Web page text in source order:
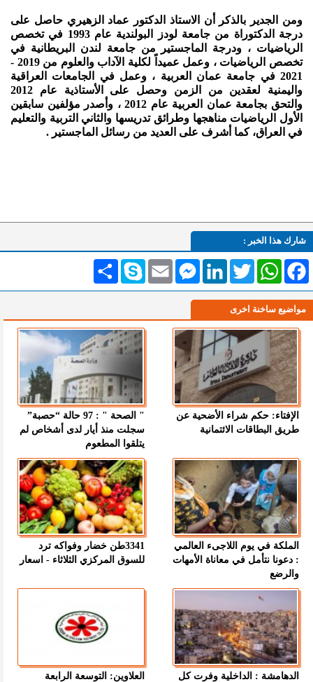
ومن الجدير بالذكر أن الاستاذ الدكتور عماد الزهيري حاصل على
درجة الدكتوراة من جامعة لودز البولندية عام 1993 في تخصص
الرياضيات ، ودرجة الماجستير من جامعة لندن البريطانية في
تخصص الرياضيات ، وعمل عميداً لكلية الآداب والعلوم من 2019 -
2021 في جامعة عمان العربية ، وعمل في الجامعات العراقية
واليمنية لعقدين من الزمن وحصل على الأستاذية عام 2012
والتحق بجامعة عمان العربية عام 2012 ، وأصدر مؤلفين سابقين
الأول الرياضيات مناهجها وطرائق تدريسها والثاني التربية والتعليم
في العراق، كما أشرف على العديد من رسائل الماجستير .
شارك هذا الخبر :
انشر Skype Email
MessengerLinkedInTwitterWhatsAppFacebook
مواضيع ساخنة اخرى
الإفتاء: حكم شراء الأضحية عن
طريق البطاقات الائتمانية
" الصحة " : 97 حالة “حصبة”
سجلت منذ أيار لدى أشخاص لم
يتلقوا المطعوم
الملكة في يوم اللاجىء العالمي
: دعونا نتأمل في معاناة الأمهات
والرضع
3341طن خضار وفواكه ترد
للسوق المركزي الثلاثاء - اسعار
الدهامشة : الداخلية وفرت كل العلاوين: التوسعة الرابعة